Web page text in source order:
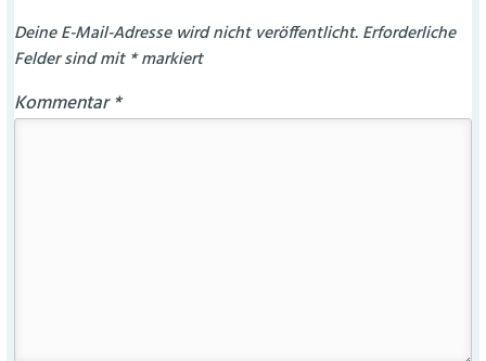
Deine E-Mail-Adresse wird nicht veröffentlicht. Erforderliche
Felder sind mit *markiert
Kommentar*